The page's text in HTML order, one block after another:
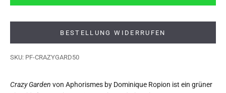
BESTELLUNG WIDERRUFEN
SKU: PF-CRAZYGARD50
Crazy Garden von Aphorismes by Dominique Ropion ist ein grüner